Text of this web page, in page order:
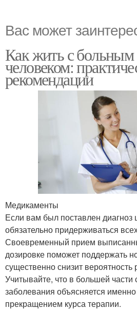
Вас может
Как жить с
человеком:
рекомендации
Медикаменты
Если вам был поставлен
обязательно придерживаться
Своевременный прием
дозировке поможет поддержать
существенно снизит вероятность
Учитывайте, что в большей части
заболевания объясняется
прекращением курса терапии.